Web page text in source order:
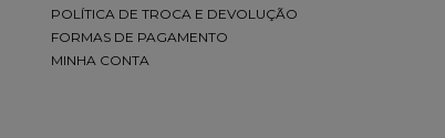
POLÍTICA DE TROCA E DEVOLUÇÃO
FORMAS DE PAGAMENTO
MINHA CONTA